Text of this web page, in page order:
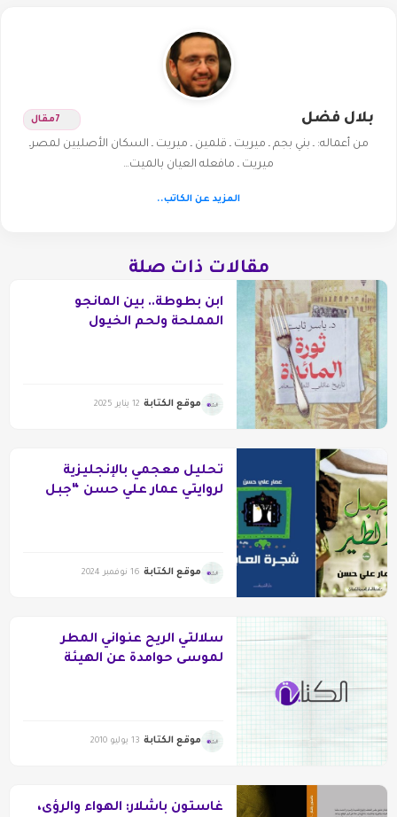
بلال فضل 7مقال
من أعماله: ـ بني بجم ـ ميريت ـ قلمين ـ ميريت ـ السكان الأصليين لمصرـ
ميريت ـ مافعله العيان بالميت…
المزيد عن الكاتب..
مقالات ذات صلة
ابن بطوطة.. بين المانجو
المملحة ولحم الخيول
موقع الكتابة 12 يناير 2025
تحليل معجمي بالإنجليزية
لروايتي عمار علي حسن “جبل
موقع الكتابة 16 نوفمبر 2024
سلالتي الريح عنواني المطر
لموسى حوامدة عن الهيئة
موقع الكتابة 13 يوليو 2010
غاستون باشلار: الهواء والرؤى،